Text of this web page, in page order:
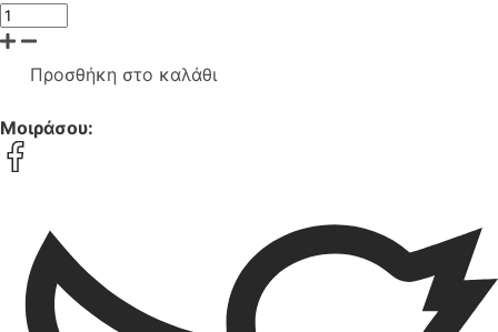
Προσθήκη στο καλάθι
Μοιράσου: